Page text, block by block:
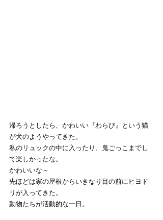
帰ろうとしたら、かわいい『わらび』という猫
が犬のようやってきた。
私のリュックの中に入ったり、鬼ごっこまでし
て楽しかったな。
かわいいな～
先ほどは家の屋根からいきなり目の前にヒヨド
リが入ってきた。
動物たちが活動的な一日。